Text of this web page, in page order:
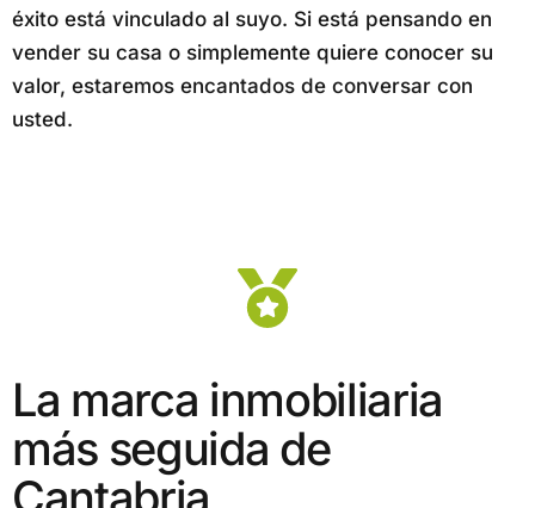
éxito está vinculado al suyo. Si está pensando en
vender su casa o simplemente quiere conocer su
valor, estaremos encantados de conversar con
usted.
La marca inmobiliaria
más seguida de